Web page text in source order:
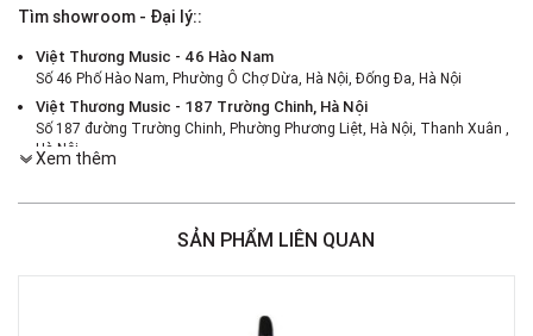
Tìm showroom - Đại lý::
Việt Thương Music - 46 Hào Nam
Số 46 Phố Hào Nam, Phường Ô Chợ Dừa, Hà Nội, Đống Đa, Hà Nội
Việt Thương Music - 187 Trường Chinh, Hà Nội
Số 187 đường Trường Chinh, Phường Phương Liệt, Hà Nội, Thanh Xuân ,
Hà Nội
386 Cách Mạng Tháng Tám, Phường Nhiêu Lộc, TPHCM, Quận 3, Hồ Chí
Việt Thương Music - 369 Điện Biên Phủ
180B Võ Thị Sáu, Phường Xuân Hòa, TPHCM, Quận 3, Hồ Chí Minh
Xem thêm
SẢN PHẨM LIÊN QUAN